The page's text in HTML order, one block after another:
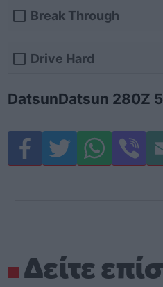
Break Through
Drive Hard
DatsunDatsun 280Z
Δείτε